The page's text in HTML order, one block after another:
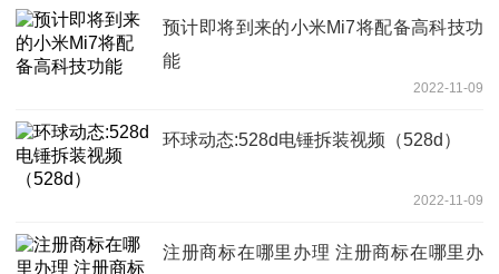
预计即将到来的小米Mi7将配备高科技功
能
2022-11-09
环球动态:528d电锤拆装视频（528d）
2022-11-09
注册商标在哪里办理 注册商标在哪里办